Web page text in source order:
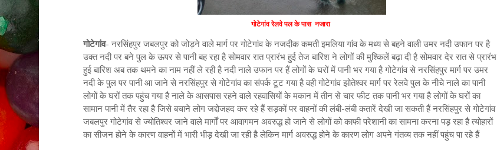
गोटेगांव रेलवे पल के पास नजारा
गोटेगांव- नरसिंहपुर जबलपुर को जोड़ने वाले मार्ग पर गोटेगांव के नजदीक कमती इमलिया गांव के मध्य से बहने वाली उमर नदी उफान पर है
उक्त नदी पर बने पुल के ऊपर से पानी बह रहा है सोमवार रात प्रारंभ हुई तेज बारिश ने लोगों की मुश्किलें बढ़ा दी है सोमवार देर रात से प्रारंभ
हुई बारिश अब तक थमने का नाम नहीं ले रही है नदी नाले उफान पर हैं लोगों के घरों में पानी भर गया है गोटेगांव से नरसिंहपुर मार्ग पर उमर
नदी के पुल पर पानी आ जाने से नरसिंहपुर से गोटेगांव का संपर्क टूट गया है वही गोटेगांव झोतेश्वर मार्ग पर रेलवे पुल के नीचे नाले का पानी
लोगों के घरों तक पहुंच गया है नाले के आसपास रहने वाले रहवासियों के मकान में तीन से चार फीट तक पानी भर गया है लोगों के घरों का
सामान पानी में तैर रहा है जिसे बचाने लोग जद्दोजहद कर रहे हैं सड़कों पर वाहनों की लंबी-लंबी कतारें देखी जा सकती हैं नरसिंहपुर से गोटेगांव
जबलपुर गोटेगांव से ज्योतिश्वर जाने वाले मार्गों पर आवागमन अवरुद्ध हो जाने से लोगों को काफी परेशानी का सामना करना पड़ रहा है त्योहारों
का सीजन होने के कारण वाहनों में भारी भीड़ देखी जा रही है लेकिन मार्ग अवरुद्ध होने के कारण लोग अपने गंतव्य तक नहीं पहुंच पा रहे हैं